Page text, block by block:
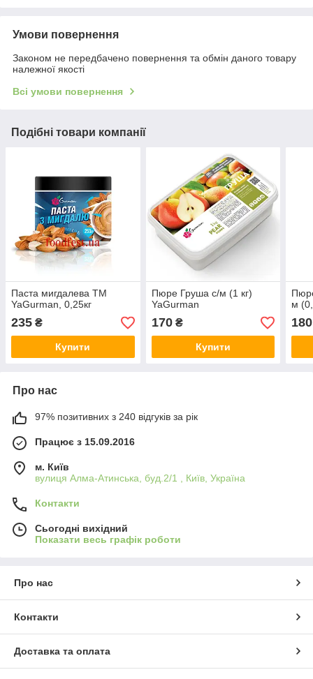
Умови повернення
Законом не передбачено повернення та обмін даного товару
належної якості
Всі умови повернення
Подібні товари компанії
Паста мигдалева ТМ
YaGurman, 0,25кг
235 ₴
Купити
Пюре Груша с/м (1 кг)
YaGurman
170₴
Купити
м
180
Про нас
97% позитивних з 240 відгуків за рік
Працює з 15.09.2016
м. Київ
вулиця Алма-Атинська, буд.2/1 , Київ, Україна
Контакти
Сьогодні вихідний
Показати весь графік роботи
Про нас
Контакти
Доставка та оплата